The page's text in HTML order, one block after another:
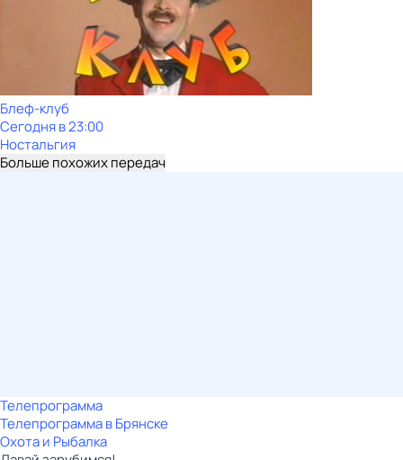
Блеф-клуб
Сегодня в 23:00
Ностальгия
Больше похожих передач
Телепрограмма
Телепрограмма в Брянске
Охота и Рыбалка